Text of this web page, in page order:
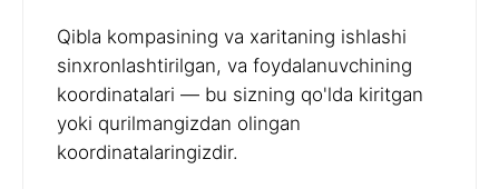
Qibla kompasining va xaritaning ishlashi
sinxronlashtirilgan, va foydalanuvchining
koordinatalari — bu sizning qo'lda kiritgan
yoki qurilmangizdan olingan
koordinatalaringizdir.